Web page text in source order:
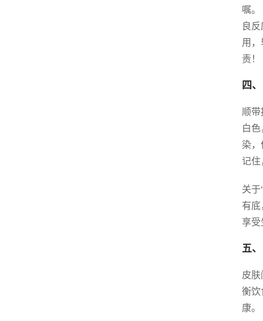
嘱
良
用
责！
四
顺
白
染，
记住
关于
有
享受
五
皮
衡饮
康。